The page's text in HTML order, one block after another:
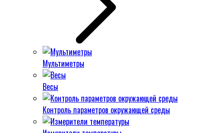
Мультиметры
Весы
Контроль параметров окружающей среды